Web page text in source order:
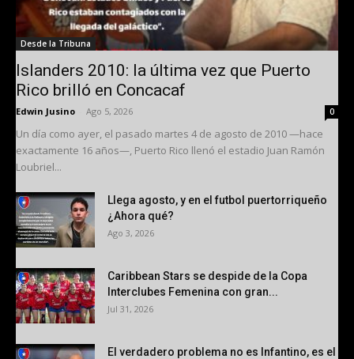
Desde la Tribuna
Islanders 2010: la última vez que Puerto
Rico brilló en Concacaf
Edwin Jusino Ago 5, 2026 0
Un día como ayer, el pasado martes 4 de agosto de 2010 —hace
exactamente 16 años—, Puerto Rico llenó el estadio Juan Ramón
Loubriel...
Llega agosto, y en el futbol puertorriqueño
¿Ahora qué?
Ago 3, 2026
Caribbean Stars se despide de la Copa
Interclubes Femenina con gran...
Jul 31, 2026
El verdadero problema no es Infantino, es el